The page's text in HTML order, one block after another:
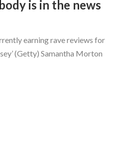
is in the news
earning rave reviews for
(Getty) Samantha Morton